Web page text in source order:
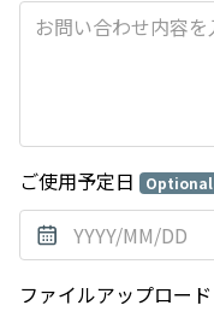
ご使用予定日 Optional
ファイルアップロード